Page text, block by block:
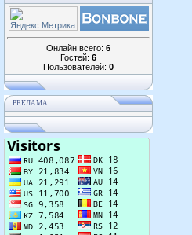
Онлайн всего: 6
Гостей: 6
Пользователей: 0
РЕКЛАМА